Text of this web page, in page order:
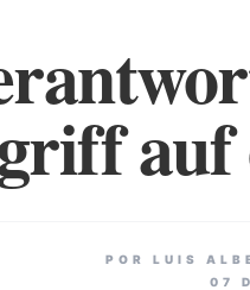
auf
POR LUIS
07